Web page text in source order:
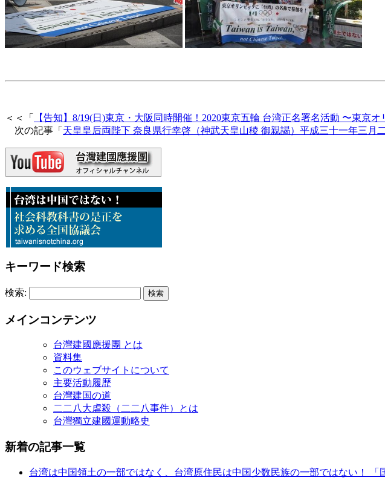
＜＜「 【告知】8/19(日)東京・大阪同時開催！2020東京五輪 台湾正名署名活動 〜東京
次の記事「 天皇皇后両陛下 奈良県行幸啓（神武天皇山稜 御親謁）平成三十一年三月
キーワード検索
検索:
メインコンテンツ
台灣建國應援團 とは
資料集
このウェブサイトについて
主要活動履歴
台灣建国の道
二二八大虐殺（二二八事件）とは
台灣獨立建國運動略史
新着の記事一覧
台湾は中国領土の一部ではなく、台湾原住民は中国少数民族の一部ではない！